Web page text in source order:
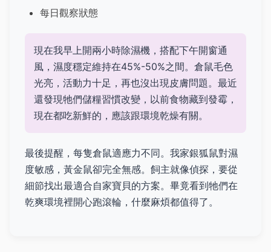
每日觀察狀態
現在我早上開兩小時除濕機，搭配下午開窗通
風，濕度穩定維持在45%-50%之間。倉鼠毛色
光亮，活動力十足，再也沒出現皮膚問題。最近
還發現牠們儲糧習慣改變，以前食物藏到發霉，
現在都吃新鮮的，應該跟環境乾燥有關。
最後提醒，每隻倉鼠適應力不同。我家銀狐鼠對濕
度敏感，黃金鼠卻完全無感。飼主就像偵探，要從
細節找出最適合自家寶貝的方案。畢竟看到牠們在
乾爽環境裡開心跑滾輪，什麼麻煩都值得了。